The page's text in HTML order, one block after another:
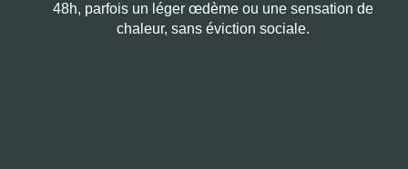
48h, parfois un léger œdème ou une sensation de
chaleur, sans éviction sociale.